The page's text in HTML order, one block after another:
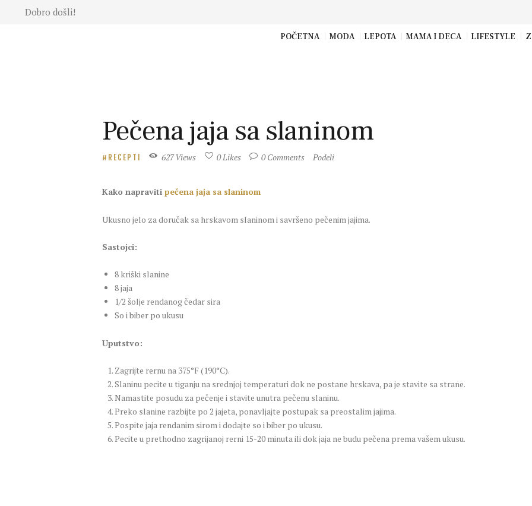
Dobro došli!
POČETNA MODA LEPOTA MAMA I DECA LIFESTYLE
Moda
Pečena jaja sa slaninom
RECEPTI 627Views 0Likes 0Comments Podeli
Kako napraviti pečena jaja sa slaninom
Ukusno jelo za doručak sa hrskavom slaninom i savršeno pečenim jajima.
Sastojci:
8 kriški slanine
8 jaja
1/2 šolje rendanog čedar sira
So i biber po ukusu
Uputstvo:
Zagrijte rernu na 375°F (190°C).
Slaninu pecite u tiganju na srednjoj temperaturi dok ne postane hrskava, pa je stavite sa strane.
Namastite posudu za pečenje i stavite unutra pečenu slaninu.
Preko slanine razbijte po 2 jajeta, ponavljajte postupak sa preostalim jajima.
Pospite jaja rendanim sirom i dodajte so i biber po ukusu.
Pecite u prethodno zagrijanoj rerni 15-20 minuta ili dok jaja ne budu pečena prema vašem ukusu.